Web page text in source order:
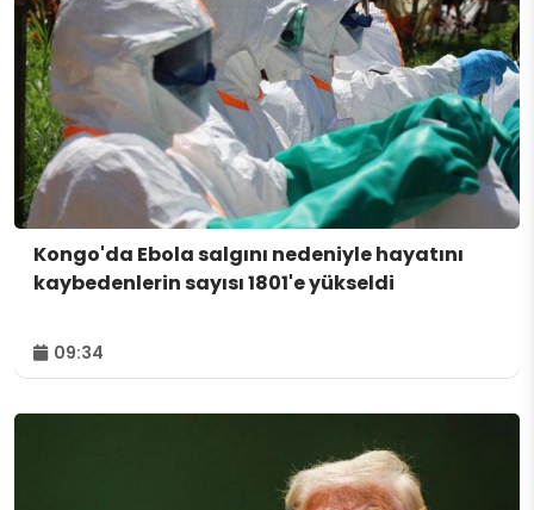
Kongo'da Ebola salgını nedeniyle hayatını
kaybedenlerin sayısı 1801'e yükseldi
09:34